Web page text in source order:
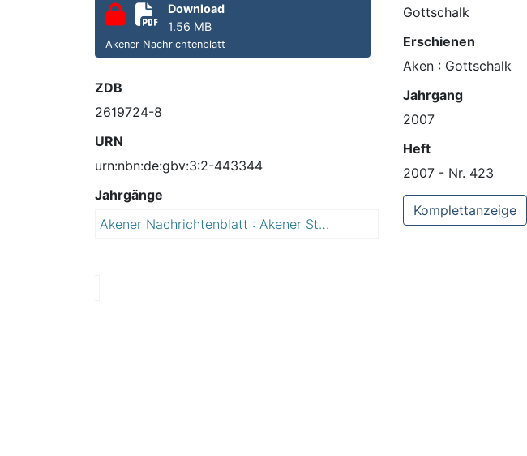
Download
1.56 MB
Akener Nachrichtenblatt
ZDB
2619724-8
URN
urn:nbn:de:gbv:3:2-443344
Jahrgänge
Akener Nachrichtenblatt : Akener Stadtanzeiger und Amtsblatt für die Stadt Aken (Elbe) einschließlich der Ortschaften Mennewitz, Kleinzerbst, Kühren und Susigke
Gottschalk
Erschienen
Aken : Gottschalk
Jahrgang
2007
Heft
2007 - Nr. 423
Komplettanzeige